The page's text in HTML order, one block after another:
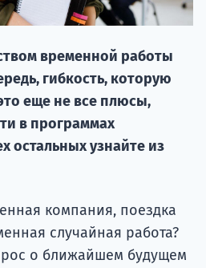
временной работы
гибкость, которую
еще не все плюсы,
в программах
остальных узнайте из
компания, поездка
случайная работа?
о ближайшем будущем
НАБОР